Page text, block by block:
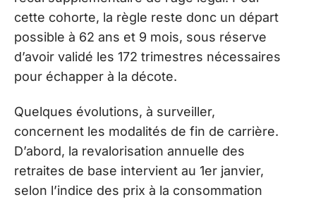
cette cohorte, la règle reste donc un départ
possible à 62 ans et 9 mois, sous réserve
d’avoir validé les 172 trimestres nécessaires
pour échapper à la décote.
Quelques évolutions, à surveiller,
concernent les modalités de fin de carrière.
D’abord, la revalorisation annuelle des
retraites de base intervient au 1er janvier,
selon l’indice des prix à la consommation